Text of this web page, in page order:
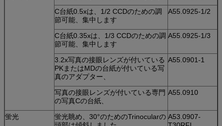
C台紙0.5xは、1/2 CCDのための調
節可能、集中します
A55.0925-1/2
C台紙0.35xは、1/3 CCDのための調
節可能、集中します
A55.0925-1/3
3.2x写真の接眼レンズが付いている
PKまたはMDの台紙が付いている写
真のアダプター、
A55.0901-1
写真の接眼レンズが付いている専門
の写真Cの台紙、
A55.0910
蛍光
蛍光眺め、30°のためのTrinocularの A53.0907-